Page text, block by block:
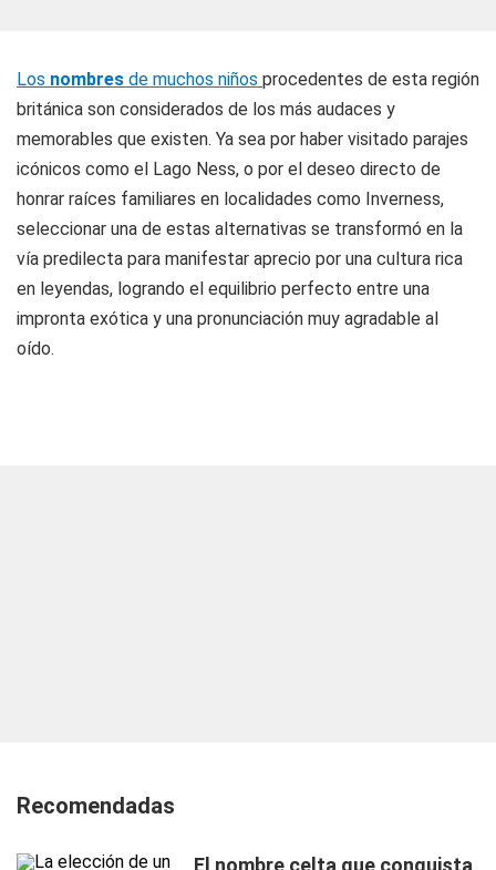
Los nombres de muchos niños procedentes de esta región
británica son considerados de los más audaces y
memorables que existen. Ya sea por haber visitado parajes
icónicos como el Lago Ness, o por el deseo directo de
honrar raíces familiares en localidades como Inverness,
seleccionar una de estas alternativas se transformó en la
vía predilecta para manifestar aprecio por una cultura rica
en leyendas, logrando el equilibrio perfecto entre una
impronta exótica y una pronunciación muy agradable al
oído.
Recomendadas
El nombre celta que conquista